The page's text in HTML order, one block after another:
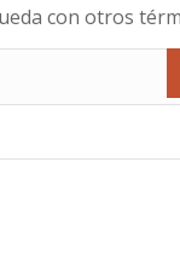
con otros